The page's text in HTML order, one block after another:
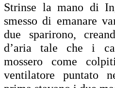
Strinse la mano di
smesso di emanare
due sparirono,
d’aria tale che i
mossero come
ventilatore puntato